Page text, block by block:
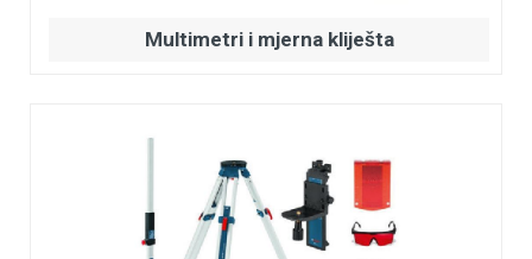
Multimetri i mjerna kliješta